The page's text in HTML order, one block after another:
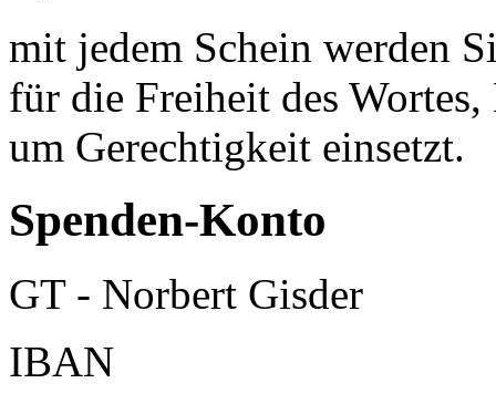
mit jedem Schein werden
für die Freiheit des
um Gerechtigkeit einsetzt.
Spenden-Konto
GT - Norbert Gisder
IBAN